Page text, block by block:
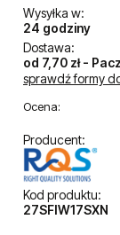
Wysyłka w:
24 godziny
Dostawa:
od 7,70 zł -
Cena nie
sprawdź formy
Ocena:
Producent:
Kod produktu:
27SFIW17SXN